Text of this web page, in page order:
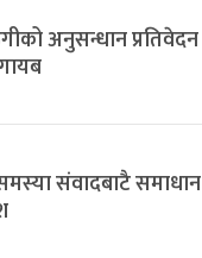
अनुसन्धान प्रतिवेदन
संवादबाटै समाधान